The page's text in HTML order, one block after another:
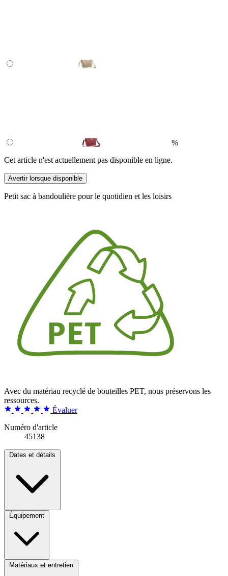
%
Cet article n'est actuellement pas disponible en ligne.
Avertir lorsque disponible
Petit sac à bandoulière pour le quotidien et les loisirs
Avec du matériau recyclé de bouteilles PET, nous préservons les
ressources.
Évaluer
Numéro d'article
45138
Dates et détails
Équipement
Matériaux et entretien